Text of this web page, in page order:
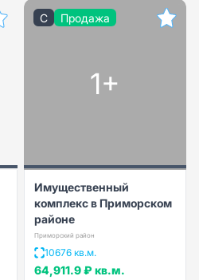
C Продажа
1+
Имущественный
комплекс в Приморском
районе
Приморский район
10676 кв.м.
64,911.9 ₽ кв.м.